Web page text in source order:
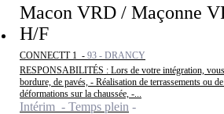
Macon VRD / Maçonne
H/F
CONNECTT 1 - 93 - DRANCY
RESPONSABILITÉS : Lors de votre intégration, vous
bordure, de pavés, - Réalisation de terrassements ou
déformations sur la chaussée, -...
Intérim - Temps plein